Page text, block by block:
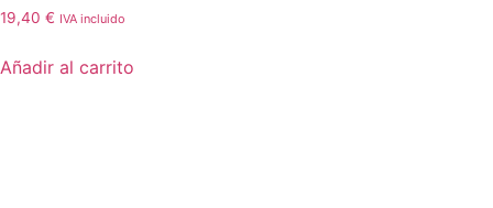
19,40 € IVA incluido
Añadir al carrito